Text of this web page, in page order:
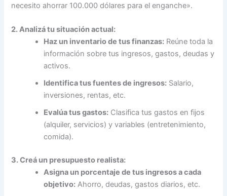
necesito ahorrar 100.000 dólares para el enganche».
2. Analizá tu situación actual:
Haz un inventario de tus finanzas: Reúne toda la
información sobre tus ingresos, gastos, deudas y
activos.
Identifica tus fuentes de ingresos: Salario,
inversiones, rentas, etc.
Evalúa tus gastos: Clasifica tus gastos en fijos
(alquiler, servicios) y variables (entretenimiento,
comida).
3. Creá un presupuesto realista:
Asigna un porcentaje de tus ingresos a cada
objetivo: Ahorro, deudas, gastos diarios, etc.